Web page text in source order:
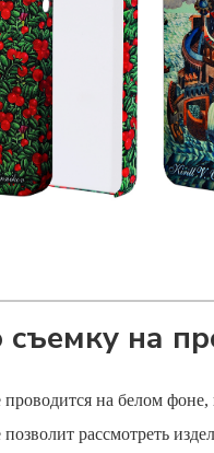
на
на белом
рассмотреть